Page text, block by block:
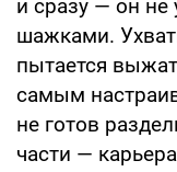
и сразу — он не
шажками.
пытается
самым
не готов
части —